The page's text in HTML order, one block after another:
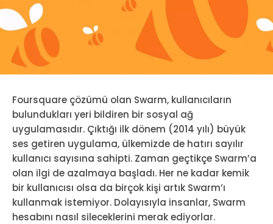
Foursquare çözümü olan Swarm, kullanıcıların
bulundukları yeri bildiren bir sosyal ağ
uygulamasıdır. Çıktığı ilk dönem (2014 yılı) büyük
ses getiren uygulama, ülkemizde de hatırı sayılır
kullanıcı sayısına sahipti. Zaman geçtikçe Swarm’a
olan ilgi de azalmaya başladı. Her ne kadar kemik
bir kullanıcısı olsa da birçok kişi artık Swarm’ı
kullanmak istemiyor. Dolayısıyla insanlar, Swarm
hesabını nasıl sileceklerini merak ediyorlar.